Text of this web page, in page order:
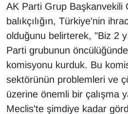
AK Parti Grup Başkanvekili
balıkçılığın, Türkiye'nin
olduğunu belirterek, "Biz 2
Parti grubunun
komisyonu kurduk. Bu
sektörünün problemleri ve
üzerine önemli bir çalışma
Meclis'te şimdiye kadar